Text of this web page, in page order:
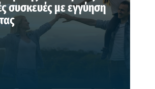
συσκευές με εγγύηση